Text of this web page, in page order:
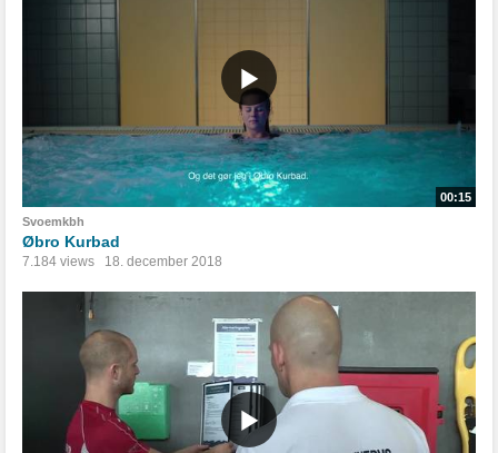
00:15
Svoemkbh
Øbro Kurbad
7.184 views 18. december 2018